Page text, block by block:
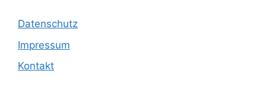
Datenschutz
Impressum
Kontakt